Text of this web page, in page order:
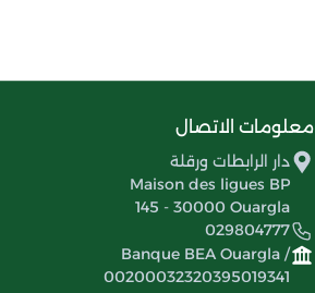
معلومات الاتصال
دار الرابطات ورقلة
Maison des ligues BP
145 - 30000 Ouargla
029804777
Banque BEA Ouargla /
00200032320395019341